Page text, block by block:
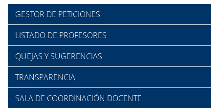
GESTOR DE PETICIONES
LISTADO DE PROFESORES
QUEJAS Y SUGERENCIAS
TRANSPARENCIA
SALA DE COORDINACIÓN DOCENTE